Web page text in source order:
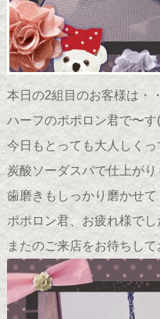
本日の2組目のお客様は・
ハーフのポポロン君で〜す(
今日もとっても大人しく
炭酸ソーダスパで仕上が
歯磨きもしっかり磨かせ
ポポロン君、お疲れ様でし
またのご来店をお待ちし